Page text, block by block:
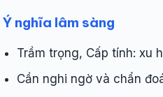
Ý nghĩa lâm sàng
Trầm trọng, Cấp tính: xu
Cần nghi ngờ và chẩn